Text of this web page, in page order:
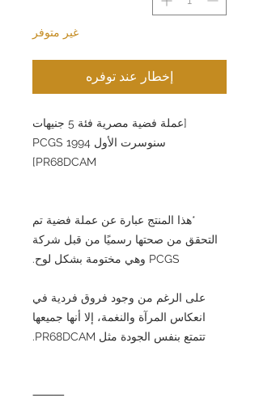
غير متوفر
إخطار عند توفره
[عملة فضية مصرية فئة 5 جنيهات
سنوسرت الأول 1994 PCGS
PR68DCAM]
*هذا المنتج عبارة عن عملة فضية تم
التحقق من صحتها رسميًا من قبل شركة
PCGS وهي مختومة بشكل لوح.
على الرغم من وجود فروق فردية في
انعكاس المرآة والنغمة، إلا أنها جميعها
تتمتع بنفس الجودة مثل PR68DCAM.
⸻